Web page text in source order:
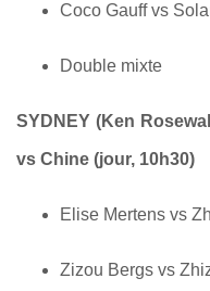
Coco Gauff vs
Double mixte
SYDNEY (Ken
vs Chine (jour, 10h30)
Elise Mertens vs
Zizou Bergs vs